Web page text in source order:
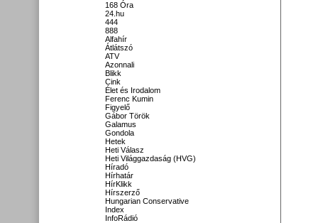
168 Óra
24.hu
444
888
Alfahír
Átlátszó
ATV
Azonnali
Blikk
Cink
Élet és Irodalom
Ferenc Kumin
Figyelő
Gábor Török
Galamus
Gondola
Hetek
Heti Válasz
Heti Világgazdaság (HVG)
Híradó
Hírhatár
HírKlikk
Hírszerző
Hungarian Conservative
Index
InfoRádió